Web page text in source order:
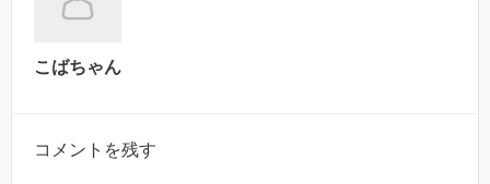
こばちゃん
コメントを残す